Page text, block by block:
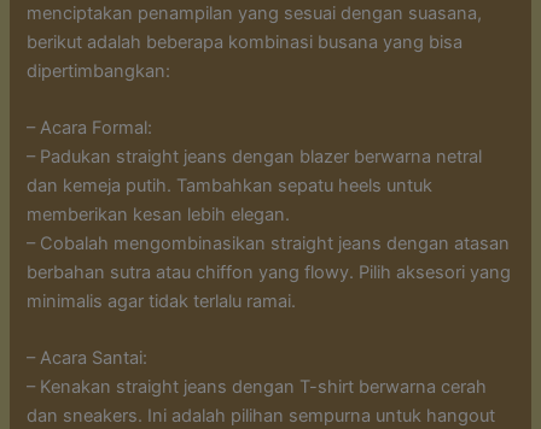
menciptakan penampilan yang sesuai dengan suasana,
berikut adalah beberapa kombinasi busana yang bisa
dipertimbangkan:
– Acara Formal:
– Padukan straight jeans dengan blazer berwarna netral
dan kemeja putih. Tambahkan sepatu heels untuk
memberikan kesan lebih elegan.
– Cobalah mengombinasikan straight jeans dengan atasan
berbahan sutra atau chiffon yang flowy. Pilih aksesori yang
minimalis agar tidak terlalu ramai.
– Acara Santai:
– Kenakan straight jeans dengan T-shirt berwarna cerah
dan sneakers. Ini adalah pilihan sempurna untuk hangout